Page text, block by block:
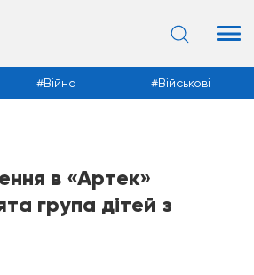
Війна Військові
в «Артек»
група дітей з